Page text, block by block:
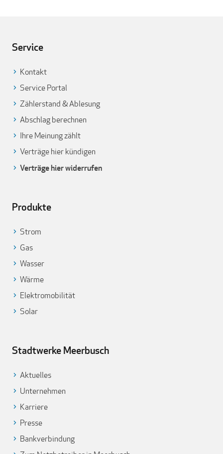
Service
Kontakt
Service Portal
Zählerstand & Ablesung
Abschlag berechnen
Ihre Meinung zählt
Verträge hier kündigen
Verträge hier widerrufen
Produkte
Strom
Gas
Wasser
Wärme
Elektromobilität
Solar
Stadtwerke Meerbusch
Aktuelles
Unternehmen
Karriere
Presse
Bankverbindung